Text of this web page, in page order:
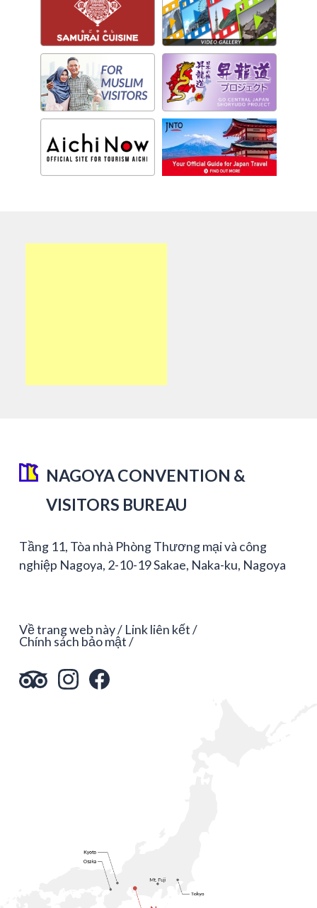
NAGOYA CONVENTION &
VISITORS BUREAU
Tầng 11, Tòa nhà Phòng Thương mại và công
nghiệp Nagoya, 2-10-19 Sakae, Naka-ku, Nagoya
Về trang web này Link liên kết
Chính sách bảo mật